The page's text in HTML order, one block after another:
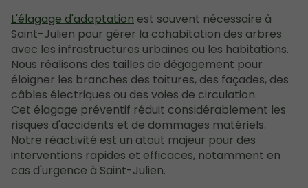
L'élagage d'adaptation est souvent nécessaire à
Saint-Julien pour gérer la cohabitation des arbres
avec les infrastructures urbaines ou les habitations.
Nous réalisons des tailles de dégagement pour
éloigner les branches des toitures, des façades, des
câbles électriques ou des voies de circulation.
Cet élagage préventif réduit considérablement les
risques d'accidents et de dommages matériels.
Notre réactivité est un atout majeur pour des
interventions rapides et efficaces, notamment en
cas d'urgence à Saint-Julien.